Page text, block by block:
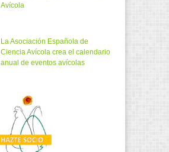
Avícola
La Asociación Española de
Ciencia Avícola crea el calendario
anual de eventos avícolas